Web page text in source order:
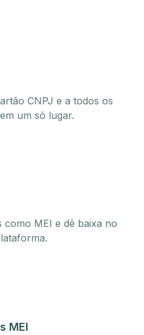
CNPJ e a todos os
um só lugar.
como MEI e dê baixa no
MEI